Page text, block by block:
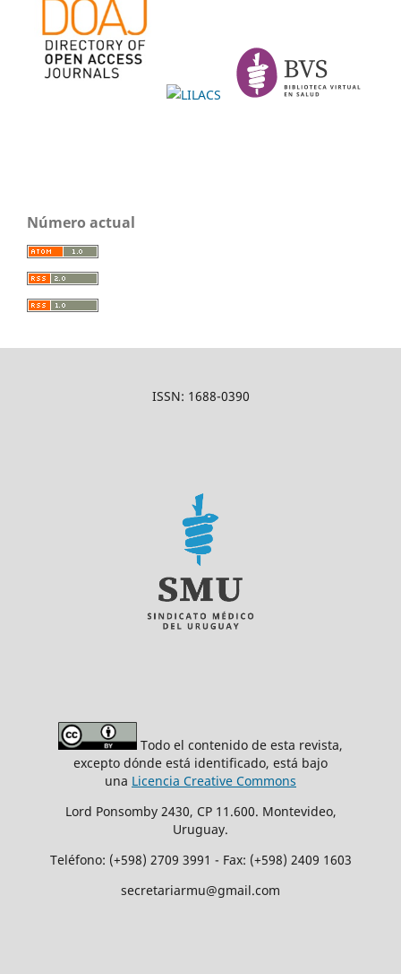
Número actual
ISSN: 1688-0390
Todo el contenido de esta revista,
excepto dónde está identificado, está bajo
una Licencia Creative Commons
Lord Ponsomby 2430, CP 11.600. Montevideo,
Uruguay.
Teléfono: (+598) 2709 3991 - Fax: (+598) 2409 1603
secretariarmu@gmail.com